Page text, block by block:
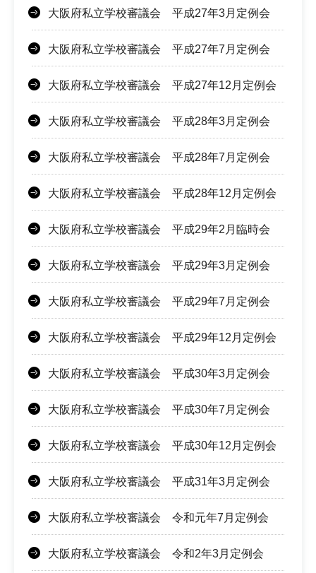
大阪府私立学校審議会 平成27年3月定例会
大阪府私立学校審議会 平成27年7月定例会
大阪府私立学校審議会 平成27年12月定例会
大阪府私立学校審議会 平成28年3月定例会
大阪府私立学校審議会 平成28年7月定例会
大阪府私立学校審議会 平成28年12月定例会
大阪府私立学校審議会 平成29年2月臨時会
大阪府私立学校審議会 平成29年3月定例会
大阪府私立学校審議会 平成29年7月定例会
大阪府私立学校審議会 平成29年12月定例会
大阪府私立学校審議会 平成30年3月定例会
大阪府私立学校審議会 平成30年7月定例会
大阪府私立学校審議会 平成30年12月定例会
大阪府私立学校審議会 平成31年3月定例会
大阪府私立学校審議会 令和元年7月定例会
大阪府私立学校審議会 令和2年3月定例会